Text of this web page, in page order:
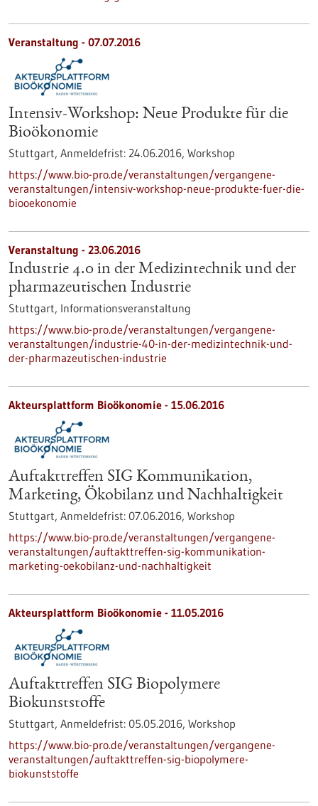
Veranstaltung - 07.07.2016
Intensiv-Workshop: Neue Produkte für die
Bioökonomie
Stuttgart, Anmeldefrist: 24.06.2016, Workshop
https://www.bio-pro.de/veranstaltungen/vergangene-
veranstaltungen/intensiv-workshop-neue-produkte-fuer-die-
biooekonomie
Veranstaltung - 23.06.2016
Industrie 4.0 in der Medizintechnik und der
pharmazeutischen Industrie
Stuttgart, Informationsveranstaltung
https://www.bio-pro.de/veranstaltungen/vergangene-
veranstaltungen/industrie-40-in-der-medizintechnik-und-
der-pharmazeutischen-industrie
Akteursplattform Bioökonomie - 15.06.2016
Auftakttreffen SIG Kommunikation,
Marketing, Ökobilanz und Nachhaltigkeit
Stuttgart, Anmeldefrist: 07.06.2016, Workshop
https://www.bio-pro.de/veranstaltungen/vergangene-
veranstaltungen/auftakttreffen-sig-kommunikation-
marketing-oekobilanz-und-nachhaltigkeit
Akteursplattform Bioökonomie - 11.05.2016
Auftakttreffen SIG Biopolymere
Biokunststoffe
Stuttgart, Anmeldefrist: 05.05.2016, Workshop
https://www.bio-pro.de/veranstaltungen/vergangene-
veranstaltungen/auftakttreffen-sig-biopolymere-
biokunststoffe